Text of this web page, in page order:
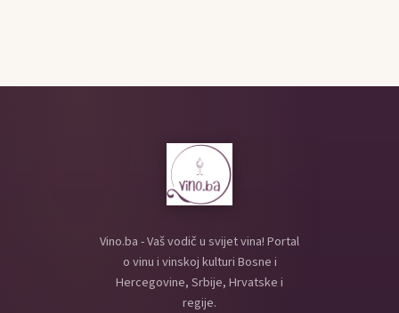
Vino.ba - Vaš vodič u svijet vina! Portal
o vinu i vinskoj kulturi Bosne i
Hercegovine, Srbije, Hrvatske i
regije.